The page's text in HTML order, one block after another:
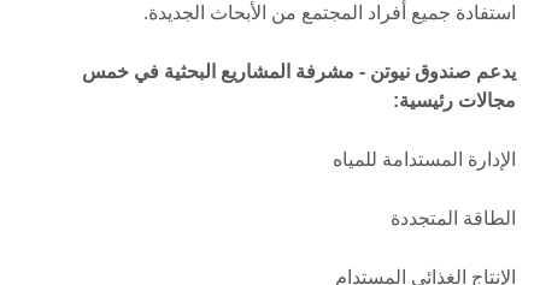
استفادة جميع أفراد المجتمع من الأبحاث الجديدة.
يدعم صندوق نيوتن - مشرفة المشاريع البحثية في خمس
مجالات رئيسية:
الإدارة المستدامة للمياه
الطاقة المتجددة
الإنتاج الغذائي المستدام